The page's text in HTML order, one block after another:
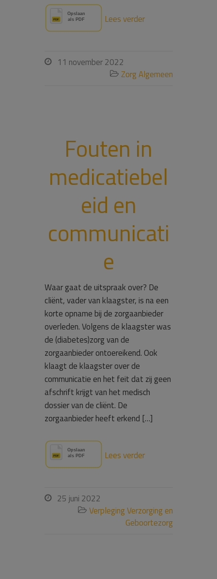
Lees verder
 11 november 2022
 Zorg Algemeen
Fouten in
medicatiebel
eid en
communicati
e
Waar gaat de uitspraak over? De
cliënt, vader van klaagster, is na een
korte opname bij de zorgaanbieder
overleden. Volgens de klaagster was
de (diabetes)zorg van de
zorgaanbieder ontoereikend. Ook
klaagt de klaagster over de
communicatie en het feit dat zij geen
afschrift krijgt van het medisch
dossier van de cliënt. De
zorgaanbieder heeft erkend […]
Lees verder
 25 juni 2022
 Verpleging Verzorging en
Geboortezorg